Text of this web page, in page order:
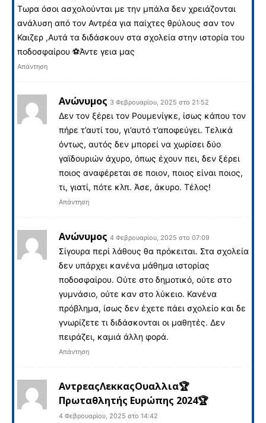
Τωρα όσοι ασχολούνται με την μπάλα δεν χρειάζονται
ανάλυση από τον Αντρέα για παίχτες θρύλους σαν τον
Καιζερ ,Αυτά τα διδάσκουν στα σχολεία στην ιστορία του
ποδοσφαίρου ⚽️Άντε γεια μας
Απάντηση
Ανώνυμος 3 Φεβρουαρίου, 2025 στο 21:52
Δεν τον ξέρει τον Ρουμενίγκε, ίσως κάπου τον
πήρε τ’αυτί του, γι’αυτό τ’αποφεύγει. Τελικά
όντως, αυτός δεν μπορεί να χωρίσει δύο
γαϊδουριών άχυρο, όπως έχουν πει, δεν ξέρει
ποιος αναφέρεται σε ποιον, ποιος είναι ποιος,
τι, γιατί, πότε κλπ. Άσε, άκυρο. Τέλος!
Απάντηση
Ανώνυμος 4 Φεβρουαρίου, 2025 στο 07:09
Σίγουρα περί λάθους θα πρόκειται. Στα σχολεία
δεν υπάρχει κανένα μάθημα ιστορίας
ποδοσφαίρου. Ούτε στο δημοτικό, ούτε στο
γυμνάσιο, ούτε καν στο λύκειο. Κανένα
πρόβλημα, ίσως δεν έχετε πάει σχολείο και δε
γνωρίζετε τι διδάσκονται οι μαθητές. Δεν
πειράζει, καμιά άλλη φορά.
Απάντηση
ΑντρεαςΛεκκαςΟυαλλια🏆
Πρωταθλητής Ευρώπης 2024🏆
4 Φεβρουαρίου, 2025 στο 14:42